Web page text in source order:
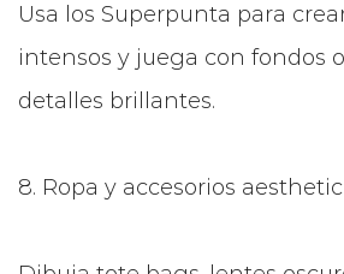
Usa los Superpunta para
intensos y juega con fondos
detalles brillantes.
8. Ropa y accesorios aesthetic